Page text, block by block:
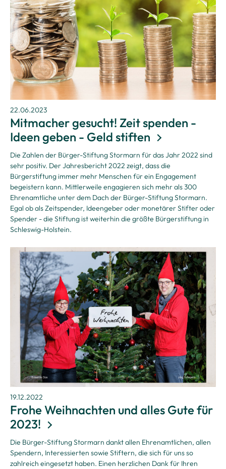
22.06.2023
Mitmacher gesucht! Zeit spenden -
Ideen geben - Geld stiften
Die Zahlen der Bürger-Stiftung Stormarn für das Jahr 2022 sind
sehr positiv. Der Jahresbericht 2022 zeigt, dass die
Bürgerstiftung immer mehr Menschen für ein Engagement
begeistern kann. Mittlerweile engagieren sich mehr als 300
Ehrenamtliche unter dem Dach der Bürger-Stiftung Stormarn.
Egal ob als Zeitspender, Ideengeber oder monetärer Stifter oder
Spender - die Stiftung ist weiterhin die größte Bürgerstiftung in
Schleswig-Holstein.
19.12.2022
Frohe Weihnachten und alles Gute für
2023!
Die Bürger-Stiftung Stormarn dankt allen Ehrenamtlichen, allen
Spendern, Interessierten sowie Stiftern, die sich für uns so
zahlreich eingesetzt haben. Einen herzlichen Dank für Ihren